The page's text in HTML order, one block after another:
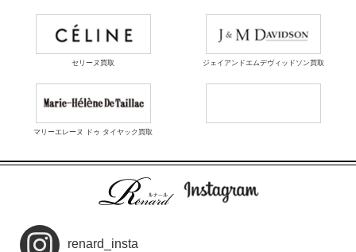
セリーヌ買取 ジェイアンドエムデヴィッドソン買取
マリーエレーヌ ドゥ タイヤック買取
renard_insta